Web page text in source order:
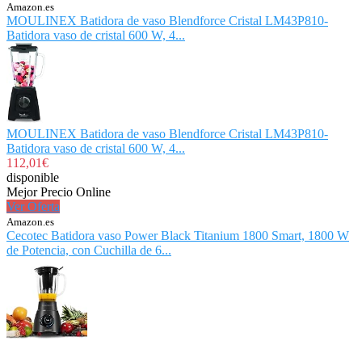
Amazon.es
MOULINEX Batidora de vaso Blendforce Cristal LM43P810-
Batidora vaso de cristal 600 W, 4...
MOULINEX Batidora de vaso Blendforce Cristal LM43P810-
Batidora vaso de cristal 600 W, 4...
112,01€
disponible
Mejor Precio Online
Ver Oferta
Amazon.es
Cecotec Batidora vaso Power Black Titanium 1800 Smart, 1800 W
de Potencia, con Cuchilla de 6...